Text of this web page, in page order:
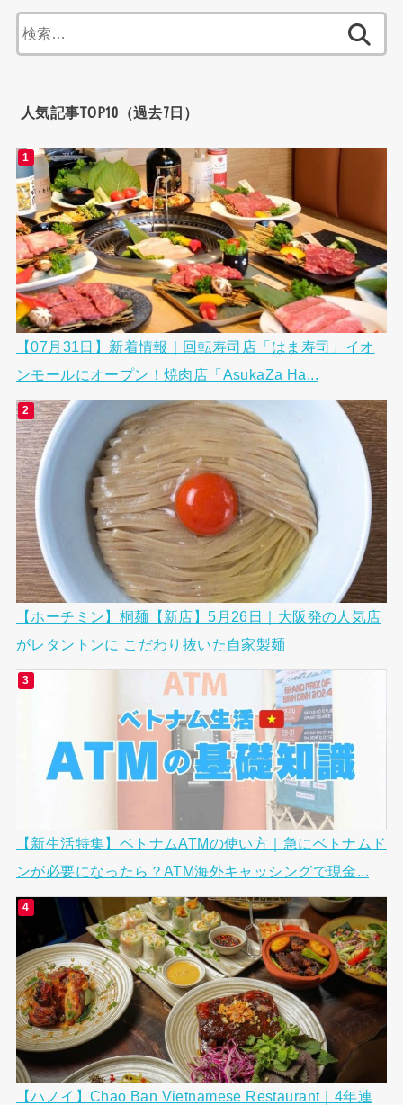
索:
人気記事TOP10（過去7日）
【07月31日】新着情報｜回転寿司店「はま寿司」イオ
ンモールにオープン！焼肉店「AsukaZa Ha...
【ホーチミン】桐麺【新店】5月26日｜大阪発の人気店
がレタントンに こだわり抜いた自家製麺
【新生活特集】ベトナムATMの使い方｜急にベトナムド
ンが必要になったら？ATM海外キャッシングで現金...
【ハノイ】Chao Ban Vietnamese Restaurant｜4年連